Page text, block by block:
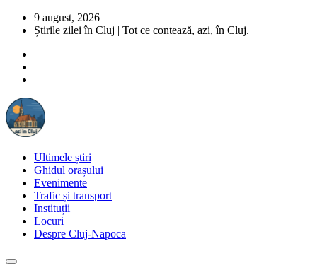
9 august, 2026
Știrile zilei în Cluj | Tot ce contează, azi, în Cluj.
Ultimele știri
Ghidul orașului
Evenimente
Trafic și transport
Instituții
Locuri
Despre Cluj-Napoca